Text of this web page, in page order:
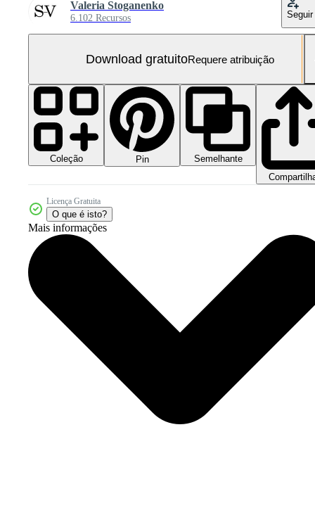
Valeria Stoganenko
6.102 Recursos Seguir
Download gratuitoRequere atribuição
Coleção Pin
Semelhante
Licença Gratuita
O que é isto?
Mais informações